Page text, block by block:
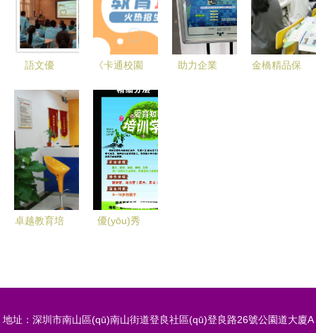
訓圓滿舉行
家庭教育專
題講座
關(guān)
語文優
(zhì)課評選
活動在我校
舉行
《卡通校園
站》——用
色彩點亮教
育之路
助力企業
金橋精品保
卓越教育培
服務，助力
優(yōu)秀
地址：深圳市南山區(qū)南山街道登良社區(qū)登良路26號公園道大廈A